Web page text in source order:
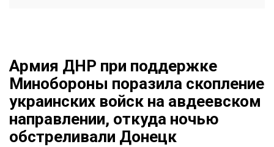
Армия ДНР при поддержке
Минобороны поразила скопление
украинских войск на авдеевском
направлении, откуда ночью
обстреливали Донецк